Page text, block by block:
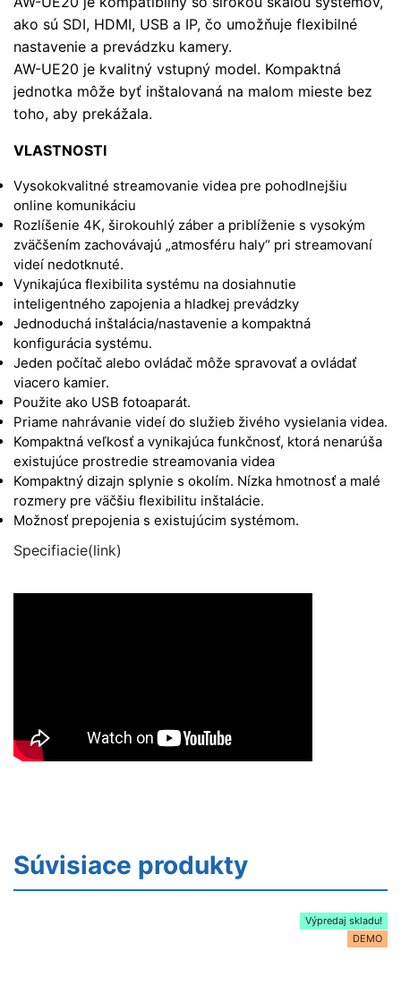
ako sú SDI, HDMI, USB a IP, čo umožňuje flexibilné
nastavenie a prevádzku kamery.
AW-UE20 je kvalitný vstupný model. Kompaktná
jednotka môže byť inštalovaná na malom mieste bez
toho, aby prekážala.
VLASTNOSTI
Vysokokvalitné streamovanie videa pre pohodlnejšiu
online komunikáciu
Rozlíšenie 4K, širokouhlý záber a priblíženie s vysokým
zväčšením zachovávajú „atmosféru haly“ pri streamovaní
videí nedotknuté.
Vynikajúca flexibilita systému na dosiahnutie
inteligentného zapojenia a hladkej prevádzky
Jednoduchá inštalácia/nastavenie a kompaktná
konfigurácia systému.
Jeden počítač alebo ovládač môže spravovať a ovládať
viacero kamier.
Použite ako USB fotoaparát.
Priame nahrávanie videí do služieb živého vysielania videa.
Kompaktná veľkosť a vynikajúca funkčnosť, ktorá nenarúša
existujúce prostredie streamovania videa
Kompaktný dizajn splynie s okolím. Nízka hmotnosť a malé
rozmery pre väčšiu flexibilitu inštalácie.
Možnosť prepojenia s existujúcim systémom.
Specifiacie(link)
Súvisiace produkty
Výpredaj skladu!
DEMO